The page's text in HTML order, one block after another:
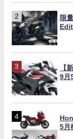
限
【
9月
5月